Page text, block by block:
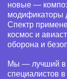
новые —
модификаторы
Спектр
космос и
оборона и
Мы — лучший в
специалистов